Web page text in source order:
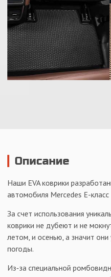
Описание
Наши EVA коврики
автомобиля Mercedes Е-
За счет использования
коврики не дубеют и не
летом, и осенью, а значит
погоды.
Из-за специальной